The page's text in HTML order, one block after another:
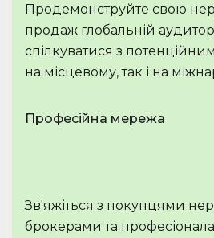
Продемонструйте свою
продаж глобальній
спілкуватися з
на місцевому, так і на
Професійна мережа
Зв'яжіться з покупцями
брокерами та